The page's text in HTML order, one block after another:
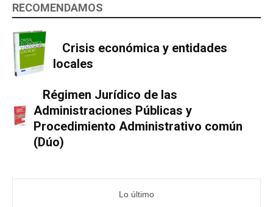
RECOMENDAMOS
Crisis económica y entidades
locales
Régimen Jurídico de las
Administraciones Públicas y
Procedimiento Administrativo común
(Dúo)
Lo último